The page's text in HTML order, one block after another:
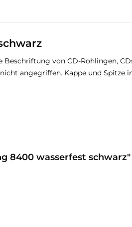
von CD-Rohlingen,
angegriffen. Kappe und Spitze
8400 wasserfest schwarz"